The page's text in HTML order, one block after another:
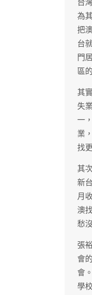
台
為
把
台
門
區
其
失
一
業
找
其
新
月
澳
愁
張
會
會
學